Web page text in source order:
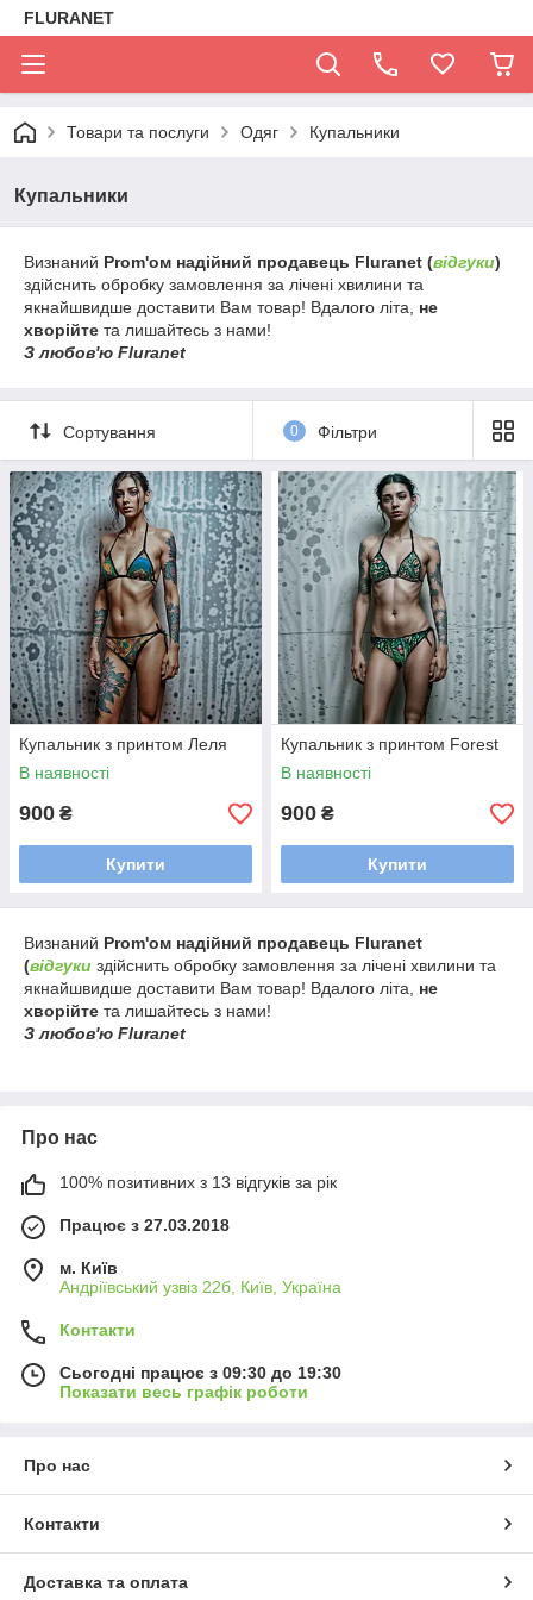
FLURANET
Товари та послуги Одяг Купальники
Купальники
Визнаний Prom'ом надійний продавець Fluranet (відгуки)
здійснить обробку замовлення за лічені хвилини та
якнайшвидше доставити Вам товар! Вдалого літа, не
хворійте та лишайтесь з нами!
З любов'ю Fluranet
Сортування 0 Фільтри
Купальник з принтом Леля
В наявності
900 ₴
Купити
Купальник з принтом Forest
В наявності
900 ₴
Купити
Визнаний Prom'ом надійний продавець Fluranet
(відгуки здійснить обробку замовлення за лічені хвилини та
якнайшвидше доставити Вам товар! Вдалого літа, не
хворійте та лишайтесь з нами!
З любов'ю Fluranet
Про нас
100% позитивних з 13 відгуків за рік
Працює з 27.03.2018
м. Київ
Андріївський узвіз 22б, Київ, Україна
Контакти
Сьогодні працює з 09:30 до 19:30
Показати весь графік роботи
Про нас
Контакти
Доставка та оплата